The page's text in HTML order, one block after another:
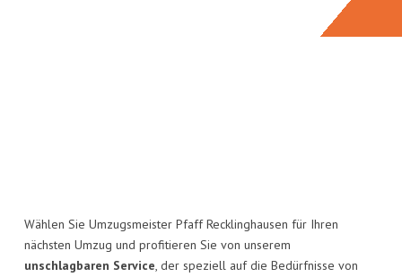
Wählen Sie Umzugsmeister Pfaff Recklinghausen für Ihren
nächsten Umzug und profitieren Sie von unserem
unschlagbaren Service, der speziell auf die Bedürfnisse von